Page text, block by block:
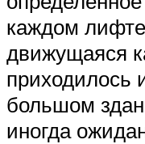
каждом
движущаяся
приходилось
большом
иногда